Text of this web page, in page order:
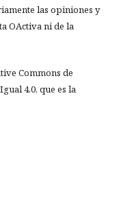
las opiniones y
OActiva ni de la
Commons de
4.0, que es la